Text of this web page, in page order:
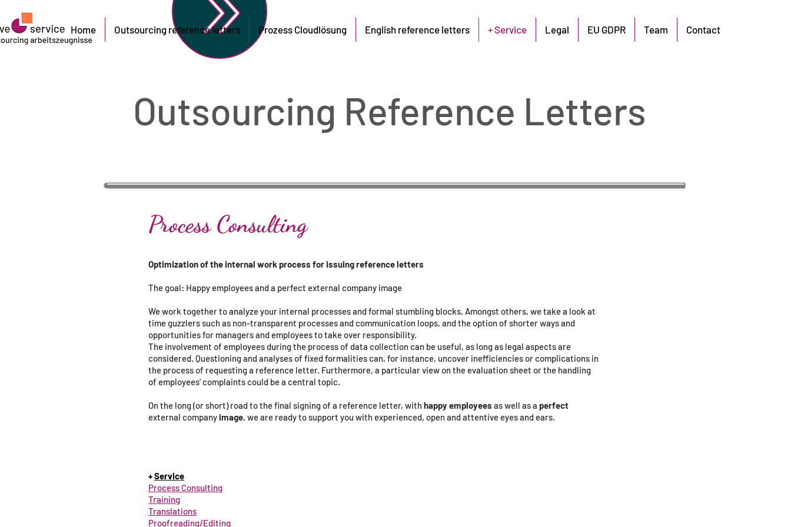
Home Outsourcing reference letters Prozess Cloudlösung English reference letters + Service Legal EU GDPR Team Contact
Outsourcing Reference Letters
Process Consulting
Optimization of the internal work process for issuing reference letters
The goal: Happy employees and a perfect external company image
We work together to analyze your internal processes and formal stumbling blocks. Amongst others, we take a look at
time guzzlers such as non-transparent processes and communication loops, and the option of shorter ways and
opportunities for managers and employees to take over responsibility.
The involvement of employees during the process of data collection can be useful, as long as legal aspects are
considered. Questioning and analyses of fixed formalities can, for instance, uncover inefficiencies or complications in
the process of requesting a reference letter. Furthermore, a particular view on the evaluation sheet or the handling
of employees’ complaints could be a central topic.
On the long (or short) road to the final signing of a reference letter, withhappy employees as well as a perfect
external companyimage, we are ready to support you with experienced, open and attentive eyes and ears.
+Service
Process Consulting
Training
Translations
Proofreading/Editing